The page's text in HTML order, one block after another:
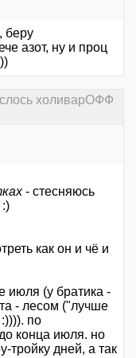
беру
азот, ну и проц
холиварОФФ
- стесняюсь
как он и чё и
июля (у братика -
- лесом ("лучше
по
конца июля. но
тройку дней, а так